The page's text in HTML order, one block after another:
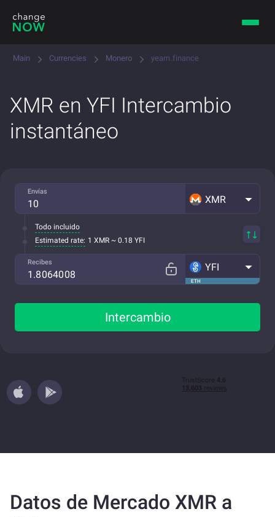
Main Currencies Monero yearn.finance
XMR en YFI Intercambio
instantáneo
Envías
XMR
Todo incluido
Estimated rate: 1 XMR ~ 0.18 YFI
Recibes
ETH
YFI
Intercambio
Datos de Mercado XMR a